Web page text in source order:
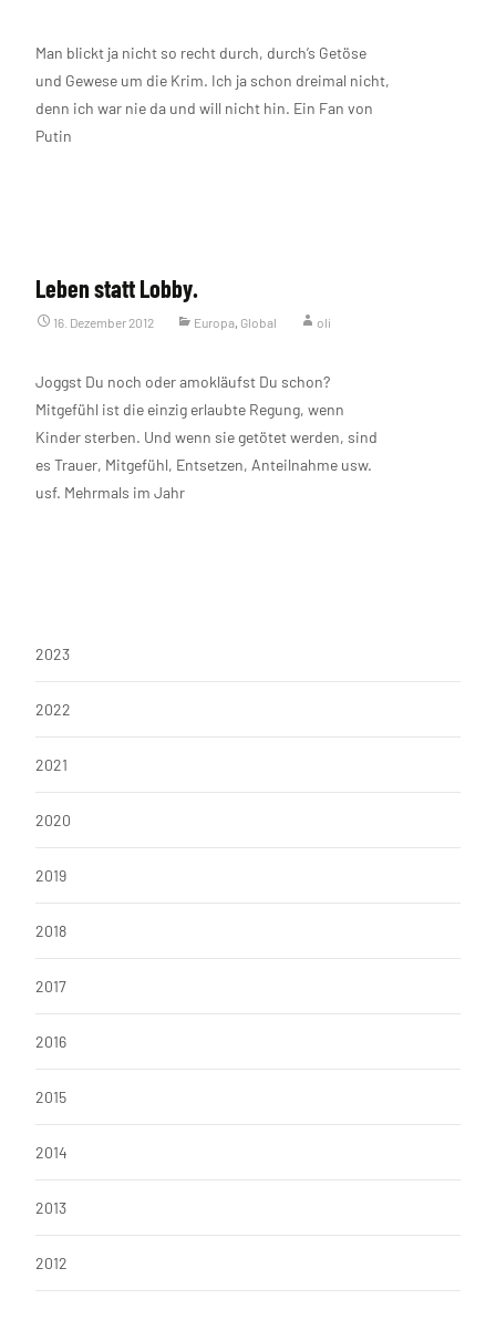
Man blickt ja nicht so recht durch, durch’s Getöse
und Gewese um die Krim. Ich ja schon dreimal nicht,
denn ich war nie da und will nicht hin. Ein Fan von
Putin
Leben statt Lobby.
16. Dezember 2012 Europa Global oli
Joggst Du noch oder amokläufst Du schon?
Mitgefühl ist die einzig erlaubte Regung, wenn
Kinder sterben. Und wenn sie getötet werden, sind
es Trauer, Mitgefühl, Entsetzen, Anteilnahme usw.
usf. Mehrmals im Jahr
2023
2022
2021
2020
2019
2018
2017
2016
2015
2014
2013
2012